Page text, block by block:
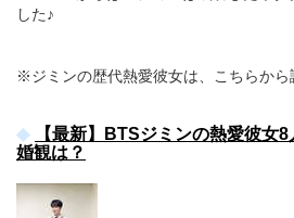
した♪
※ジミンの歴代熱愛彼女は、こちらから
【最新】BTSジミンの熱愛彼女
婚観は？